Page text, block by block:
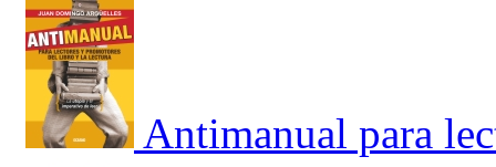
Antimanual para